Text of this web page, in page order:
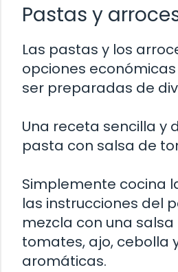
Pastas y
Las pastas y los
opciones
ser preparadas de
Una receta sencilla y
pasta con salsa de
Simplemente cocina
las instrucciones del
mezcla con una
tomates, ajo, cebolla
aromáticas.